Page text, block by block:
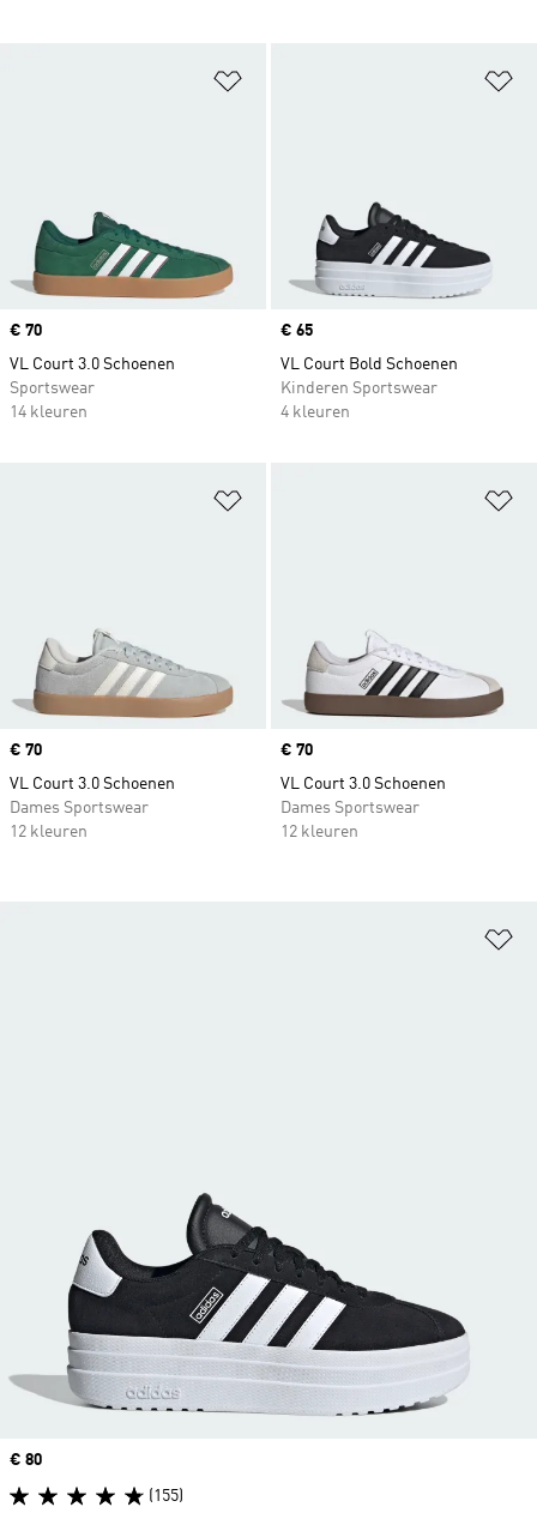
Price
€ 70
VL Court 3.0 Schoenen
Sportswear
14 kleuren
Price
€ 65
VL Court Bold Schoenen
Kinderen Sportswear
4 kleuren
Price
€ 70
VL Court 3.0 Schoenen
Dames Sportswear
12 kleuren
Price
€ 70
VL Court 3.0 Schoenen
Dames Sportswear
12 kleuren
Price
€ 80
(155)